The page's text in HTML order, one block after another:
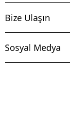
Bize Ulaşın
Sosyal Medya